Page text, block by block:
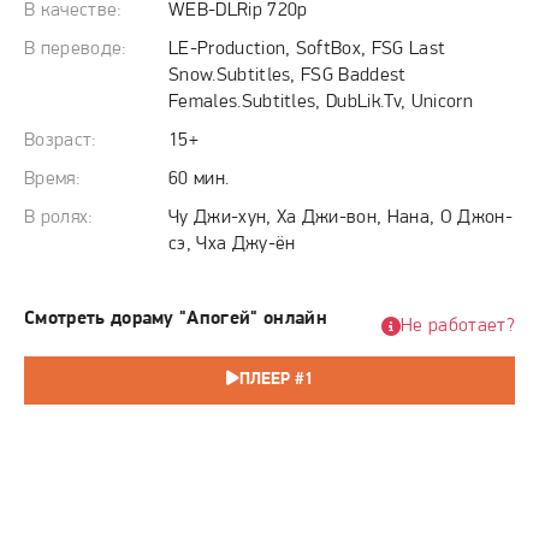
Этот ящик Пандоры открывается в самый неподходящий
момент, превращая борьбу за власть в жестокую схватку
В качестве:
WEB-DLRip 720p
В переводе:
LE-Production, SoftBox, FSG Last
Snow.Subtitles, FSG Baddest
Females.Subtitles, DubLik.Tv, Unicorn
Возраст:
15+
Время:
60 мин.
В ролях:
Чу Джи-хун, Ха Джи-вон, Нана, О Джон-
сэ, Чха Джу-ён
Смотреть дораму "Апогей" онлайн
ПЛЕЕР #1
Не работает?